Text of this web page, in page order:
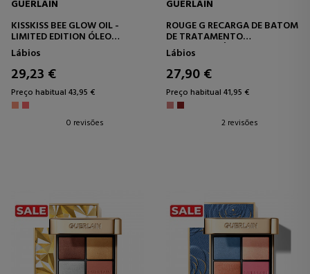
GUERLAIN
KISSKISS BEE GLOW OIL -
LIMITED EDITION ÓLEO
LABIAL COLORIDO
ENRIQUECIDO COM MEL 92%
DE ORIGEM NATURAL
Lábios
29,23 €
Preço habitual 43,95 €
0 revisões
GUERLAIN
ROUGE G RECARGA DE BATOM
DE TRATAMENTO
PERSONALIZÁVEL
Lábios
27,90 €
Preço habitual 41,95 €
2 revisões